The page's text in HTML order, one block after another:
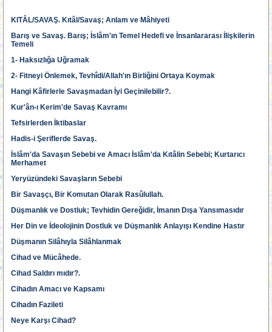
KITÂL/SAVAŞ. Kıtâl/Savaş; Anlam ve Mâhiyeti
Barış ve Savaş. Barış; İslâm'ın Temel Hedefi ve İnsanlararası İlişkilerin
Temeli
1- Haksızlığa Uğramak
2- Fitneyi Önlemek, Tevhîdi/Allah'ın Birliğini Ortaya Koymak
Hangi Kâfirlerle Savaşmadan İyi Geçinilebilir?.
Kur'ân-ı Kerim'de Savaş Kavramı
Tefsirlerden İktibaslar
Hadis-i Şeriflerde Savaş.
İslâm'da Savaşın Sebebi ve Amacı İslâm'da Kıtâlin Sebebi; Kurtarıcı
Merhamet
Yeryüzündeki Savaşların Sebebi
Bir Savaşçı, Bir Komutan Olarak Rasûlullah.
Düşmanlık ve Dostluk; Tevhidin Gereğidir, İmanın Dışa Yansımasıdır
Her Din ve İdeolojinin Dostluk ve Düşmanlık Anlayışı Kendine Hastır
Düşmanın Silâhıyla Silâhlanmak
Cihad ve Mücâhede.
Cihad Saldırı mıdır?.
Cihadın Amacı ve Kapsamı
Cihadın Fazileti
Neye Karşı Cihad?